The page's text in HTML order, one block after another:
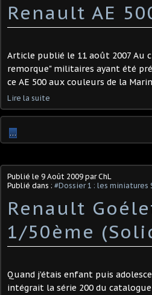
Renault AE
Article publié le 11 août 2007 Au
remorque" militaires ayant été
ce AE 500 aux couleurs de la
Lire la suite
…
Publié le 9 Août 2009 par ChL
Publié dans : #Dossier 1 : les miniatures
Renault
1/50ème
Quand j’étais enfant puis
intégrait la série 200 du